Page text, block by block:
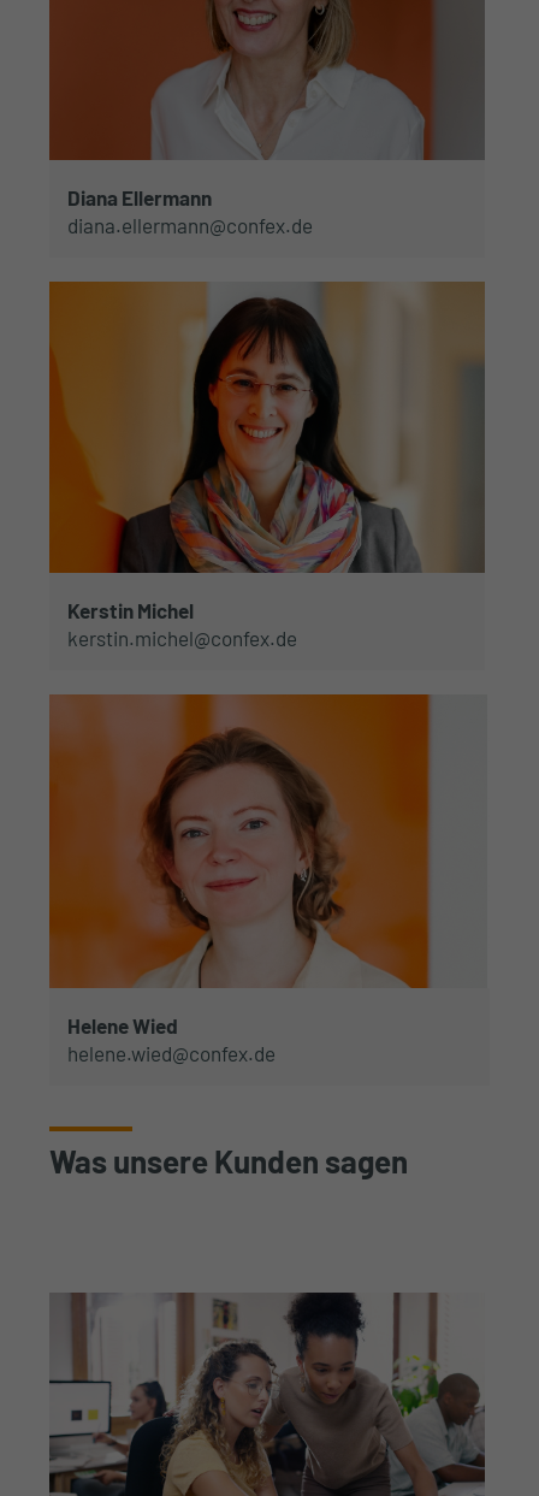
Diana Ellermann
diana.ellermann@confex.de
Kerstin Michel
kerstin.michel@confex.de
Helene Wied
helene.wied@confex.de
Was unsere Kunden sagen